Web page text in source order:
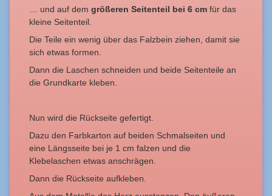
… und auf dem größeren Seitenteil bei 6 cm für das
kleine Seitenteil.
Die Teile ein wenig über das Falzbein ziehen, damit sie
sich etwas formen.
Dann die Laschen schneiden und beide Seitenteile an
die Grundkarte kleben.
Nun wird die Rückseite gefertigt.
Dazu den Farbkarton auf beiden Schmalseiten und
eine Längsseite bei je 1 cm falzen und die
Klebelaschen etwas anschrägen.
Dann die Rückseite aufkleben.